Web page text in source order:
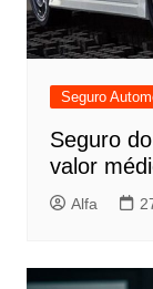
Seguro
Seguro
valor
Alfa